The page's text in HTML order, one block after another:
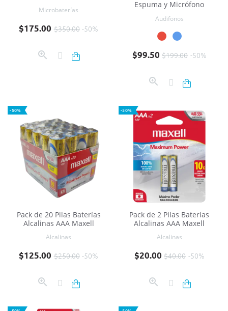
Microbaterías
Precio base $350.00 -50%
Precio
$175.00
Espuma y Micrófono
Audifonos
Precio base$199.00 -50%
Precio
$99.50
-50%
Pack de 20 Pilas Baterías
Alcalinas AAA Maxell
Alcalinas
Precio base$250.00 -50%
Precio
$125.00
-50%
Pack de 2 Pilas Baterías
Alcalinas AAA Maxell
Alcalinas
Precio base$40.00 -50%
Precio
$20.00